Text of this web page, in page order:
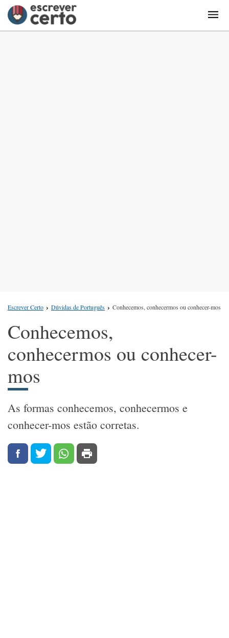
Escrever Certo Dúvidas de Português Conhecemos, conhecermos ou conhecer-mos
Conhecemos,
conhecermos ou conhecer-
mos
As formas conhecemos, conhecermos e
conhecer-mos estão corretas.